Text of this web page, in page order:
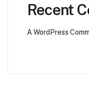
Recent
A WordPress